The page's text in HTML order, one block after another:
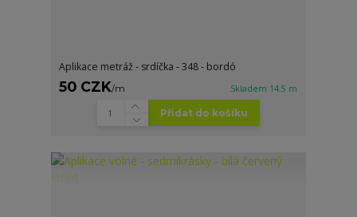
Aplikace metráž - srdíčka - 348 - bordó
50 CZK/m Skladem 14.5 m
Přidat do košíku